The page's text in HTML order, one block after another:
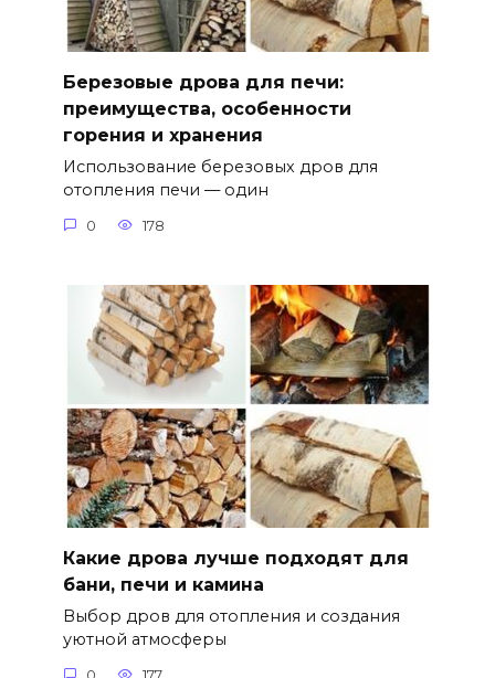
Березовые дрова для печи:
преимущества, особенности
горения и хранения
Использование березовых дров для
отопления печи — один
0 178
Какие дрова лучше подходят для
бани, печи и камина
Выбор дров для отопления и создания
уютной атмосферы